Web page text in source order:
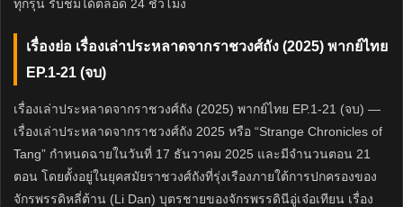
ทุกรุ่น รับชมได้ตลอด 24 ชั่วโมง
เรื่องย่อ เรื่องเล่าประหลาดจากราชวงศ์ถัง (2025) พากย์ไทย
EP.1-21 (จบ)
เรื่องเล่าประหลาดจากราชวงศ์ถัง (2025) พากย์ไทย EP.1-21 (จบ) —
เรื่องเล่าประหลาดจากราชวงศ์ถัง 2025 หรือ “Strange Chronicles of
Tang” กำหนดฉายในวันที่ 17 ธันวาคม 2025 และมีจำนวนตอน 21
ตอน โดยตั้งอยู่ในยุคสมัยราชวงศ์ถังที่รุ่งเรืองภายใต้การปกครองของ
จักรพรรดิหลี่ต้าน (Li Dan) บุตรชายของจักรพรรดินีอู่เจ๋อเทียน เรื่อง